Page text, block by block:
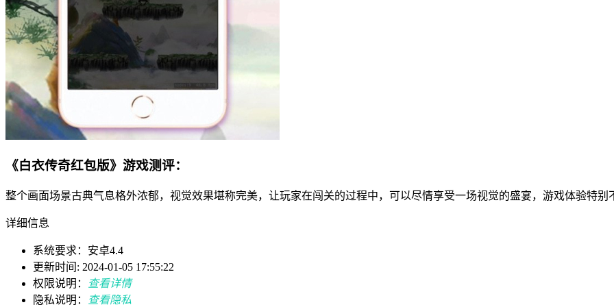
《白衣传奇红包版》游戏测评：
整个画面场景古典气息格外浓郁，视觉效果堪称完美，让玩家在闯关的过程中，可以尽情享受一场视觉的盛宴，游戏体验特别
详细信息
系统要求：安卓4.4
更新时间: 2024-01-05 17:55:22
权限说明：
查看详情
隐私说明：
查看隐私